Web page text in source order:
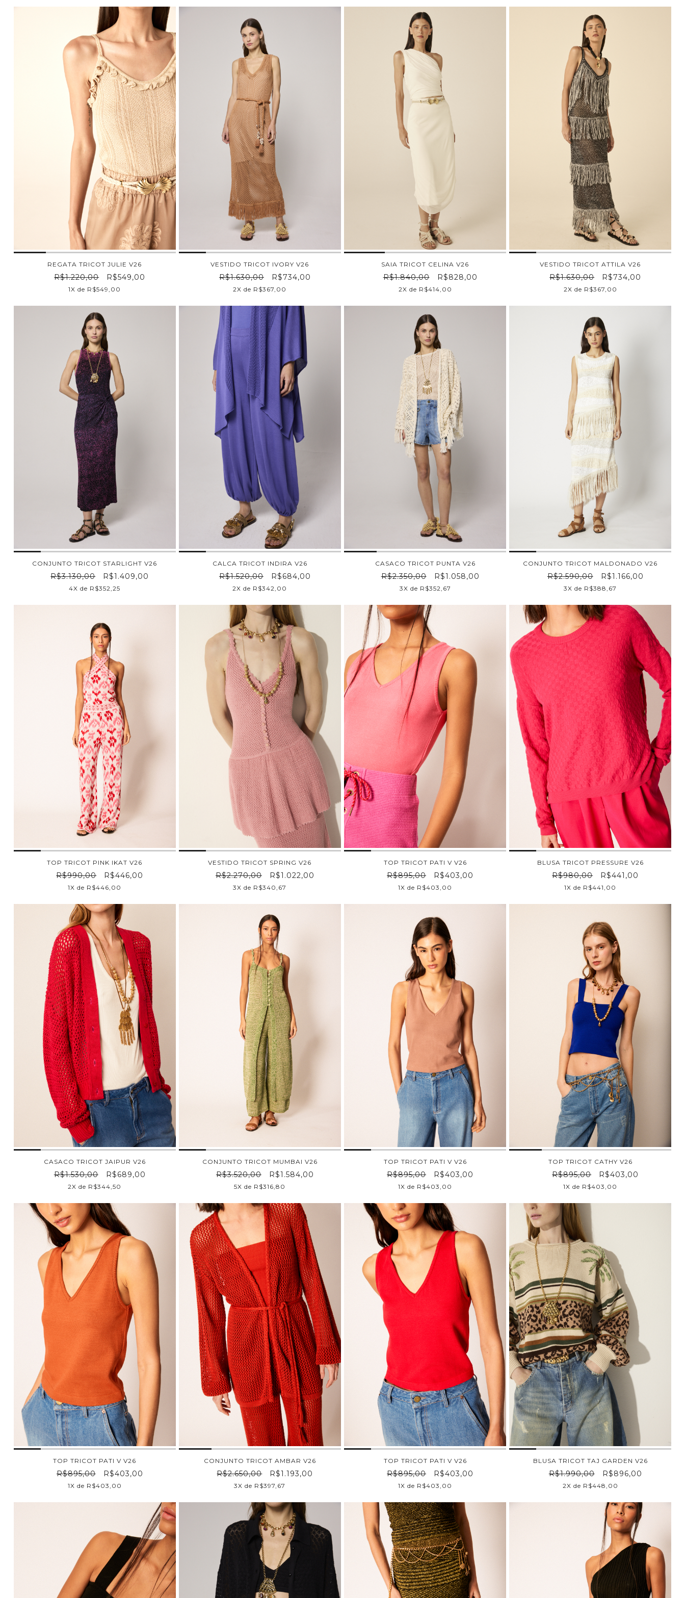
REGATA TRICOT JULIE V26
R$1.220,00 R$549,00
1X de R$549,00
VESTIDO TRICOT IVORY V26
R$1.630,00 R$734,00
2X de R$367,00
SAIA TRICOT CELINA V26
R$1.840,00 R$828,00
2X de R$414,00
VESTIDO TRICOT ATTILA V26
R$1.630,00 R$734,00
2X de R$367,00
CONJUNTO TRICOT STARLIGHT V26
R$3.130,00 R$1.409,00
4X de R$352,25
CALCA TRICOT INDIRA V26
R$1.520,00 R$684,00
2X de R$342,00
CASACO TRICOT PUNTA V26
R$2.350,00 R$1.058,00
3X de R$352,67
CONJUNTO TRICOT MALDONADO V26
R$2.590,00 R$1.166,00
3X de R$388,67
TOP TRICOT PINK IKAT V26
R$990,00 R$446,00
1X de R$446,00
VESTIDO TRICOT SPRING V26
R$2.270,00 R$1.022,00
3X de R$340,67
TOP TRICOT PATI V V26
R$895,00 R$403,00
1X de R$403,00
BLUSA TRICOT PRESSURE V26
R$980,00 R$441,00
1X de R$441,00
CASACO TRICOT JAIPUR V26
R$1.530,00 R$689,00
2X de R$344,50
CONJUNTO TRICOT MUMBAI V26
R$3.520,00 R$1.584,00
5X de R$316,80
TOP TRICOT PATI V V26
R$895,00 R$403,00
1X de R$403,00
TOP TRICOT CATHY V26
R$895,00 R$403,00
1X de R$403,00
TOP TRICOT PATI V V26
R$895,00 R$403,00
1X de R$403,00
CONJUNTO TRICOT AMBAR V26
R$2.650,00 R$1.193,00
3X de R$397,67
TOP TRICOT PATI V V26
R$895,00 R$403,00
1X de R$403,00
BLUSA TRICOT TAJ GARDEN V26
R$1.990,00 R$896,00
2X de R$448,00